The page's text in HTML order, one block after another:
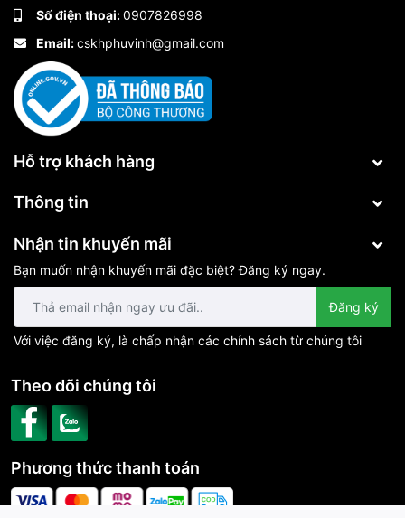
Số điện thoại:0907826998
Email:cskhphuvinh@gmail.com
Hỗ trợ khách hàng
Thông tin
Nhận tin khuyến mãi
Bạn muốn nhận khuyến mãi đặc biệt? Đăng ký ngay.
Đăng ký
Với việc đăng ký, là chấp nhận các chính sách từ chúng tôi
Phương thức thanh toán
Theo dõi chúng tôi